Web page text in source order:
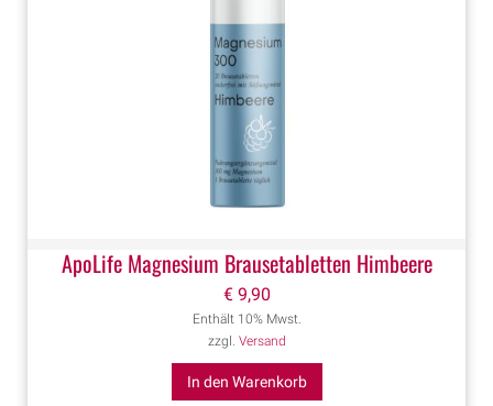
ApoLife Magnesium Brausetabletten Himbeere
€9,90
Enthält 10% Mwst.
zzgl. Versand
In den Warenkorb